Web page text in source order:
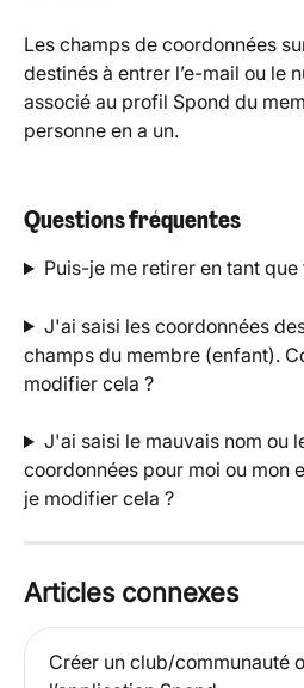
Les champs de coordonnées
destinés à entrer l’e-mail ou le
associé au profil Spond du
personne en a un.
Questions fréquentes
Puis-je me retirer en tant que
J'ai saisi les coordonnées
champs du membre (enfant).
modifier cela ?
J'ai saisi le mauvais nom ou
coordonnées pour moi ou mon
je modifier cela ?
Articles connexes
Créer un club/communauté